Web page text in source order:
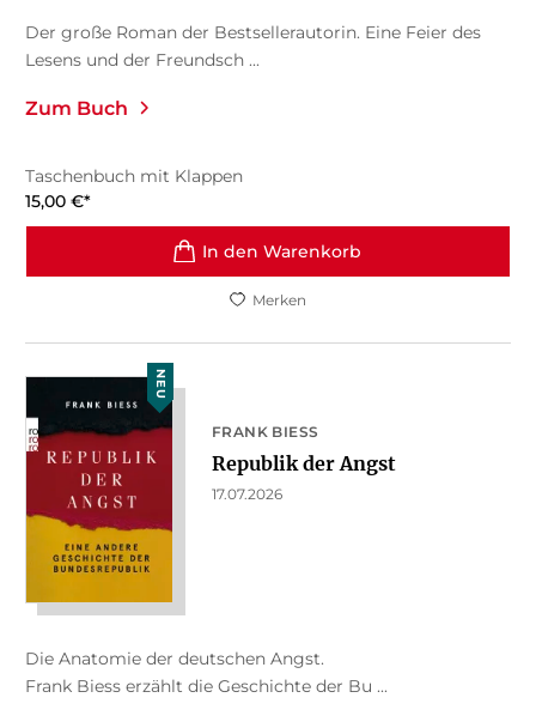
Der große Roman der Bestsellerautorin. Eine Feier des
Lesens und der Freundsch ...
Zum Buch
Taschenbuch mit Klappen
15,00 €*
In den Warenkorb
Merken
NEU
FRANK BIESS
Republik der Angst
17.07.2026
Die Anatomie der deutschen Angst.
Frank Biess erzählt die Geschichte der Bu ...